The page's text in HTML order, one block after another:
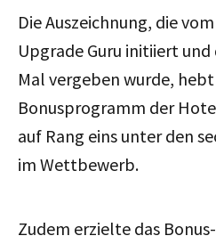
Die Auszeichnung, die
Upgrade Guru initiiert
Mal vergeben wurde,
Bonusprogramm der
auf Rang eins unter den
im Wettbewerb.
Zudem erzielte das